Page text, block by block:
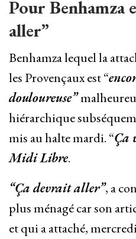
Pour Benhamza
aller”
Benhamza lequel la
les Provençaux est “
douloureuse”
hiérarchique
mis au halte mardi. “Ça
Midi Libre.
“Ça devrait aller”, a
plus ménagé car son
et qui a attaché,